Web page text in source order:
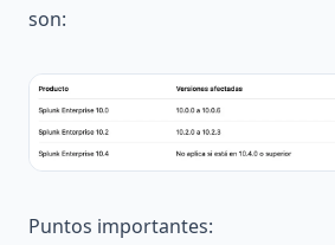
son:
Puntos importantes: